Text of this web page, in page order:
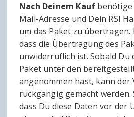
Nach Deinem Kauf benötige
Mail-Adresse und Dein RSI
um das Paket zu übertragen.
dass die Übertragung des
unwiderruflich ist. Sobald Du
Paket unter den
angenommen hast, kann
rückgängig gemacht
dass Du diese Daten vor der